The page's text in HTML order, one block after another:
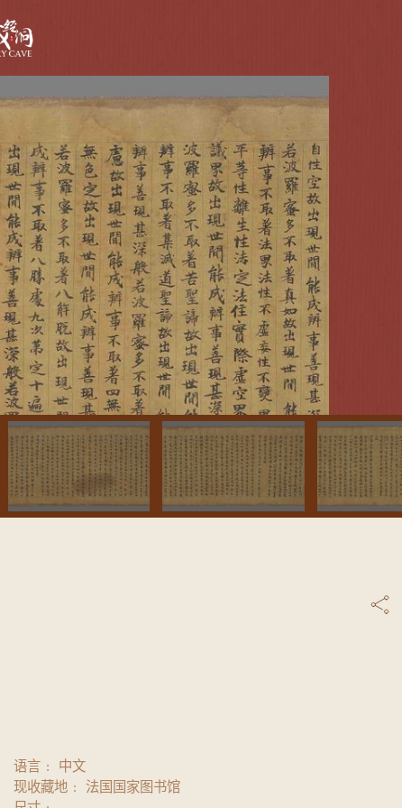
语言
中文
现收藏地
法国国家图书馆